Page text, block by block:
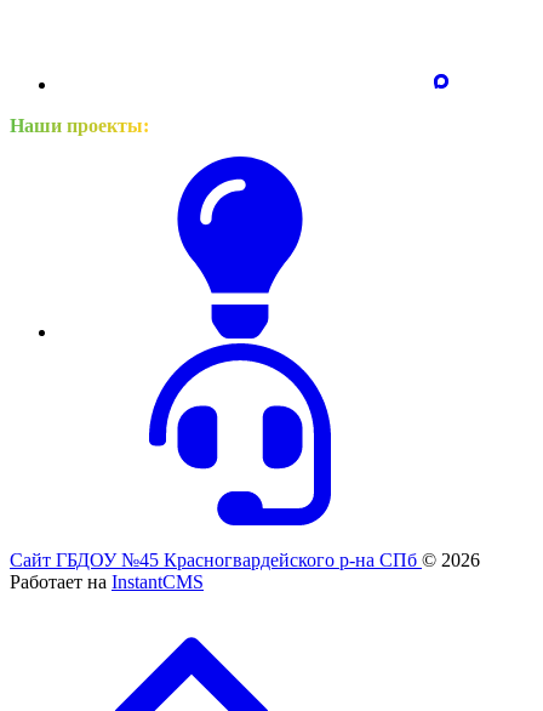
Наши проекты:
Сайт ГБДОУ №45 Красногвардейского р-на СПб © 2026
Работает на InstantCMS